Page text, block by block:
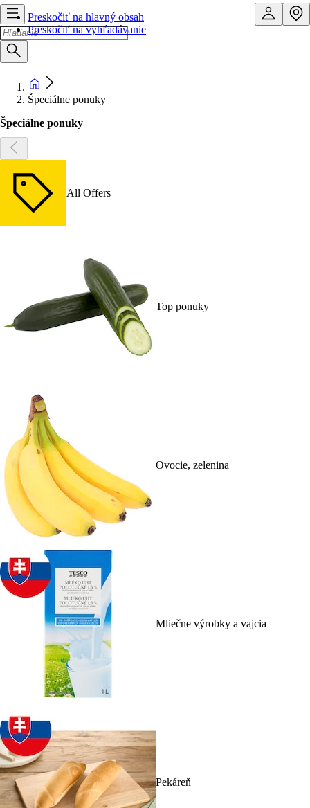
Preskočiť na hlavný obsah
Preskočiť na vyhľadávanie
Špeciálne ponuky
Špeciálne ponuky
All Offers
Top ponuky
Ovocie, zelenina
Mliečne výrobky a vajcia
Pekáreň